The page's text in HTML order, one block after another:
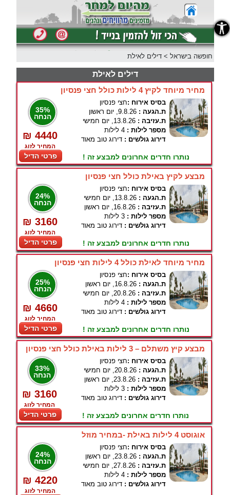
חופשה בישראל > דילים לאילת
דילים לאילת
מחיר מיוחד לקיץ 4 לילות כולל חצי פנסיון
35%
הנחה
₪ 4440
המחיר לזוג
פרטי הדיל
בסיס אירוח :חצי פנסיון
ת.הגעה : 9.8.26, יום ראשון
ת.עזיבה : 13.8.26, יום חמישי
מספר לילות : 4 לילות
דירוג גולשים : דירוג טוב מאוד
נותרו חדרים אחרונים למבצע זה !
מבצע לקיץ באילת כולל חצי פנסיון
24%
הנחה
₪ 3160
המחיר לזוג
פרטי הדיל
בסיס אירוח :חצי פנסיון
ת.הגעה : 13.8.26, יום חמישי
ת.עזיבה : 16.8.26, יום ראשון
מספר לילות : 3 לילות
דירוג גולשים : דירוג טוב מאוד
נותרו חדרים אחרונים למבצע זה !
מחיר מיוחד לאילת כולל 4 לילות חצי פנסיון
25%
הנחה
₪ 4660
המחיר לזוג
פרטי הדיל
בסיס אירוח :חצי פנסיון
ת.הגעה : 16.8.26, יום ראשון
ת.עזיבה : 20.8.26, יום חמישי
מספר לילות : 4 לילות
דירוג גולשים : דירוג טוב מאוד
נותרו חדרים אחרונים למבצע זה !
מבצע קיץ משתלם – 3 לילות באילת כולל חצי פנסיון
33%
הנחה
₪ 3160
המחיר לזוג
פרטי הדיל
בסיס אירוח :חצי פנסיון
ת.הגעה : 20.8.26, יום חמישי
ת.עזיבה : 23.8.26, יום ראשון
מספר לילות : 3 לילות
דירוג גולשים : דירוג טוב מאוד
נותרו חדרים אחרונים למבצע זה !
אוגוסט 4 לילות באילת -במחיר מוזל
24%
הנחה
₪ 4220
המחיר לזוג
בסיס אירוח :חצי פנסיון
ת.הגעה : 23.8.26, יום ראשון
ת.עזיבה : 27.8.26, יום חמישי
מספר לילות : 4 לילות
דירוג גולשים : דירוג טוב מאוד
נגישות